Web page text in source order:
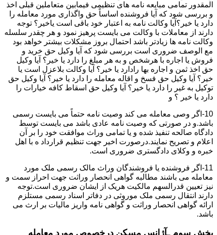
المقدور تمامی مبایعه نامه های تنظیمی فیمابین متعاملین قبلی اخذ
و بررسی شود که آیا فروشنده اساساً حق واگذاری مورد معامله را
دارد یا خیر؟آیا وکالت نامه به اعتبار خود باقی است یاخیر؟ توجه
دارند از معاملات با وکالت می بایست پرهیز نمود و هر چقدر سلسله
وکالت نامه ها زیادتر باشد احتمال بروز مشکلات بیشتر خواهد بود
مع الوصف ضروری است بررسی شود که آیا وکیل حق خرید و
فروش یا اجاره با هرشخص و به هر مبلغ را دارد یا خیر؟ آیا وکیل
حق اخذ ثمن و اجاره بها رادارد یا خیر؟ آیا وکالت بلاعزل است یا
خیر؟ آیا وکیل حق فسخ و اقاله معامله را دارد یا خیر؟ آیا وکیل حق
توکیل به غیر را دارد یا خیر؟ آیا وکیل حق اسقاط کافه خیارات را
دارد یا خیر ؟ و
10-اگر وصی معامله می کند وصیت نامه حتماً می بایست رسمی
باشد.و در صورتی که وصیت نامه عادی باشد می بایست توسط
دادگاه صالحه تنفیذ شده و یا تمامی وراث موافقت خود را بر آن
اعلام و تصریح نمایند.درصورت اخیر جهت تنظیم قرارداد ه با اهل
خبره و وکلای دادگستری ضروری است.
11-اگر فروشنده یا فروشندگان وراث مالک رسمی ملک مورد
معامله می باشند مطالبه گواهی انحصار وراثت جهت احراز سمت و
نیز تعیین قدرالسهم مالکیت هریک از ایشان ضروری است.توجه
دارند انتقال رسمی ملک موروثی در دفاتر اسناد رسمی مستلزم
ارائه گواهی انحصار وراثت و گواهی نامه واریز مالیات بر ارث می
باشد.
بخش سوم ـآژانس مسکن درخصوص مورد معامله